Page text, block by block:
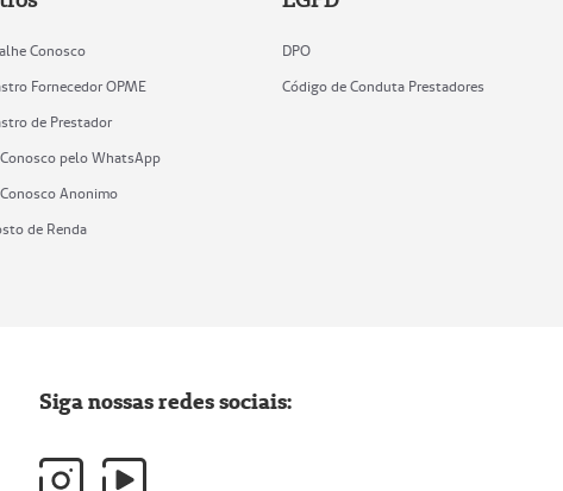
Conosco
Fornecedor OPME
de Prestador
Conosco pelo WhatsApp
Anonimo
de Renda
DPO
Código de Conduta Prestadores
Siga nossas redes sociais: